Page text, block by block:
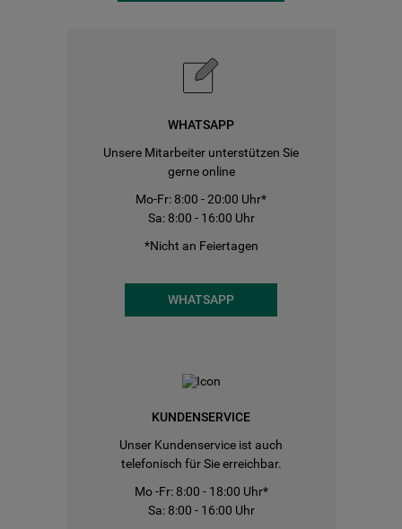
WHATSAPP
Unsere Mitarbeiter unterstützen Sie
gerne online
Mo-Fr: 8:00 - 20:00 Uhr*
Sa: 8:00 - 16:00 Uhr
*Nicht an Feiertagen
WHATSAPP
KUNDENSERVICE
Unser Kundenservice ist auch
telefonisch für Sie erreichbar.
Mo -Fr: 8:00 - 18:00 Uhr*
Sa: 8:00 - 16:00 Uhr